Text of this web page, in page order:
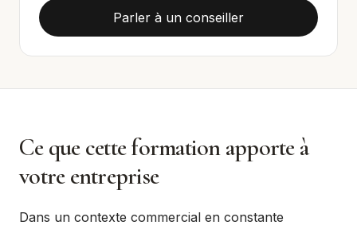
Parler à un conseiller
Ce que cette formation apporte à
votre entreprise
Dans un contexte commercial en constante